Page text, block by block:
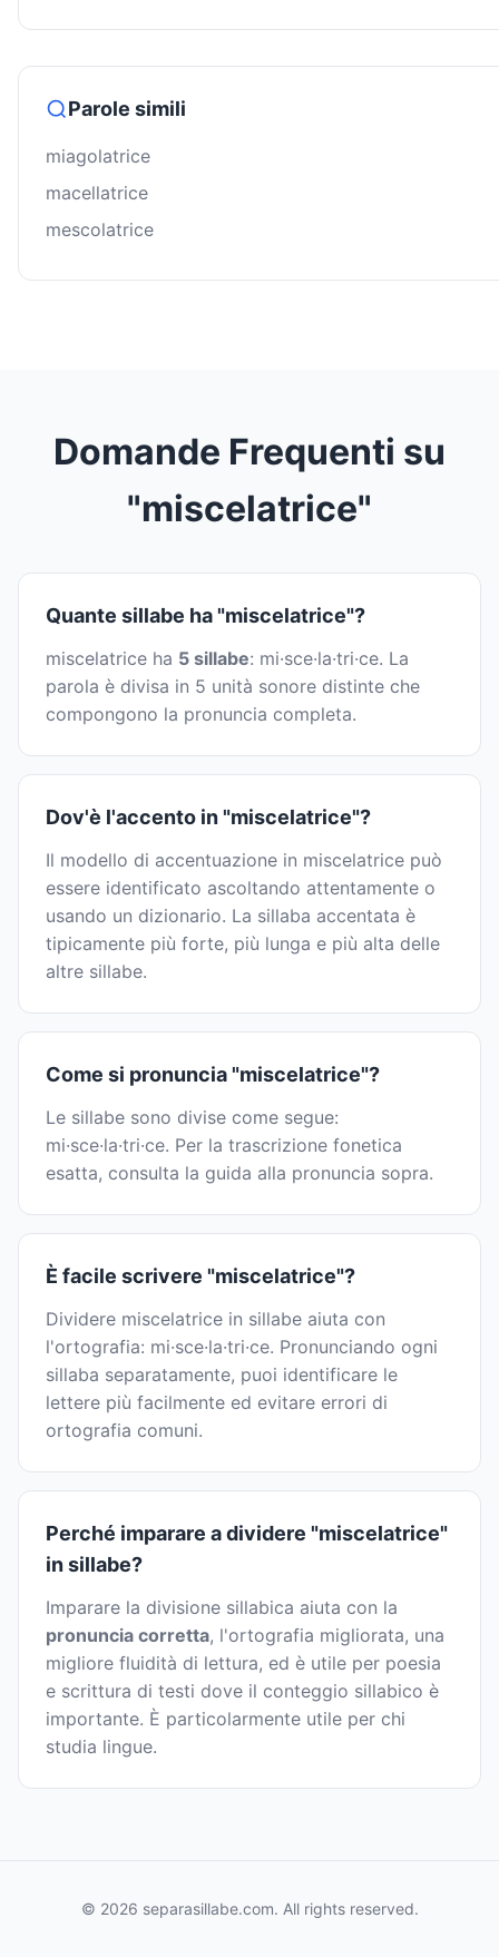
Parole simili
miagolatrice
macellatrice
mescolatrice
Domande Frequenti su
"miscelatrice"
Quante sillabe ha "miscelatrice"?
miscelatrice ha 5 sillabe: mi·sce·la·tri·ce. La
parola è divisa in 5 unità sonore distinte che
compongono la pronuncia completa.
Dov'è l'accento in "miscelatrice"?
Il modello di accentuazione in miscelatrice può
essere identificato ascoltando attentamente o
usando un dizionario. La sillaba accentata è
tipicamente più forte, più lunga e più alta delle
altre sillabe.
Come si pronuncia "miscelatrice"?
Le sillabe sono divise come segue:
mi·sce·la·tri·ce. Per la trascrizione fonetica
esatta, consulta la guida alla pronuncia sopra.
È facile scrivere "miscelatrice"?
Dividere miscelatrice in sillabe aiuta con
l'ortografia: mi·sce·la·tri·ce. Pronunciando ogni
sillaba separatamente, puoi identificare le
lettere più facilmente ed evitare errori di
ortografia comuni.
Perché imparare a dividere "miscelatrice"
in sillabe?
Imparare la divisione sillabica aiuta con la
pronuncia corretta, l'ortografia migliorata, una
migliore fluidità di lettura, ed è utile per poesia
e scrittura di testi dove il conteggio sillabico è
importante. È particolarmente utile per chi
studia lingue.
© 2026 separasillabe.com. All rights reserved.